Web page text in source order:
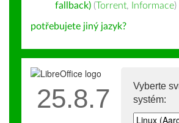
fallback) (Torrent, Informace)
potřebujete jiný jazyk?
Vyberte
systém:
25.8.7